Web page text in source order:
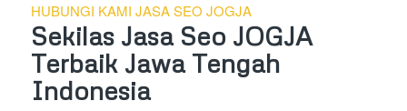
HUBUNGI KAMI JASA SEO JOGJA
Sekilas Jasa Seo JOGJA
Terbaik Jawa Tengah
Indonesia